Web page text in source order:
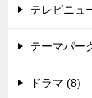
テレビニュ
テーマパー
ドラマ (8)